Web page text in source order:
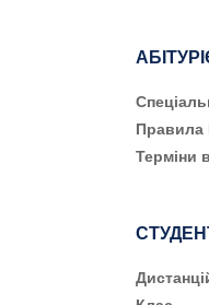
Терміни